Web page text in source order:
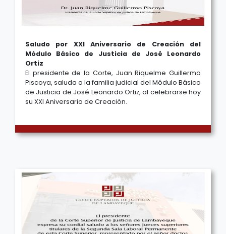
Saludo por XXI Aniversario de Creación del
Módulo Básico de Justicia de José Leonardo
Ortiz
El presidente de la Corte, Juan Riquelme Guillermo
Piscoya, saluda a la familia judicial del Módulo Básico
de Justicia de José Leonardo Ortiz, al celebrarse hoy
su XXI Aniversario de Creación.